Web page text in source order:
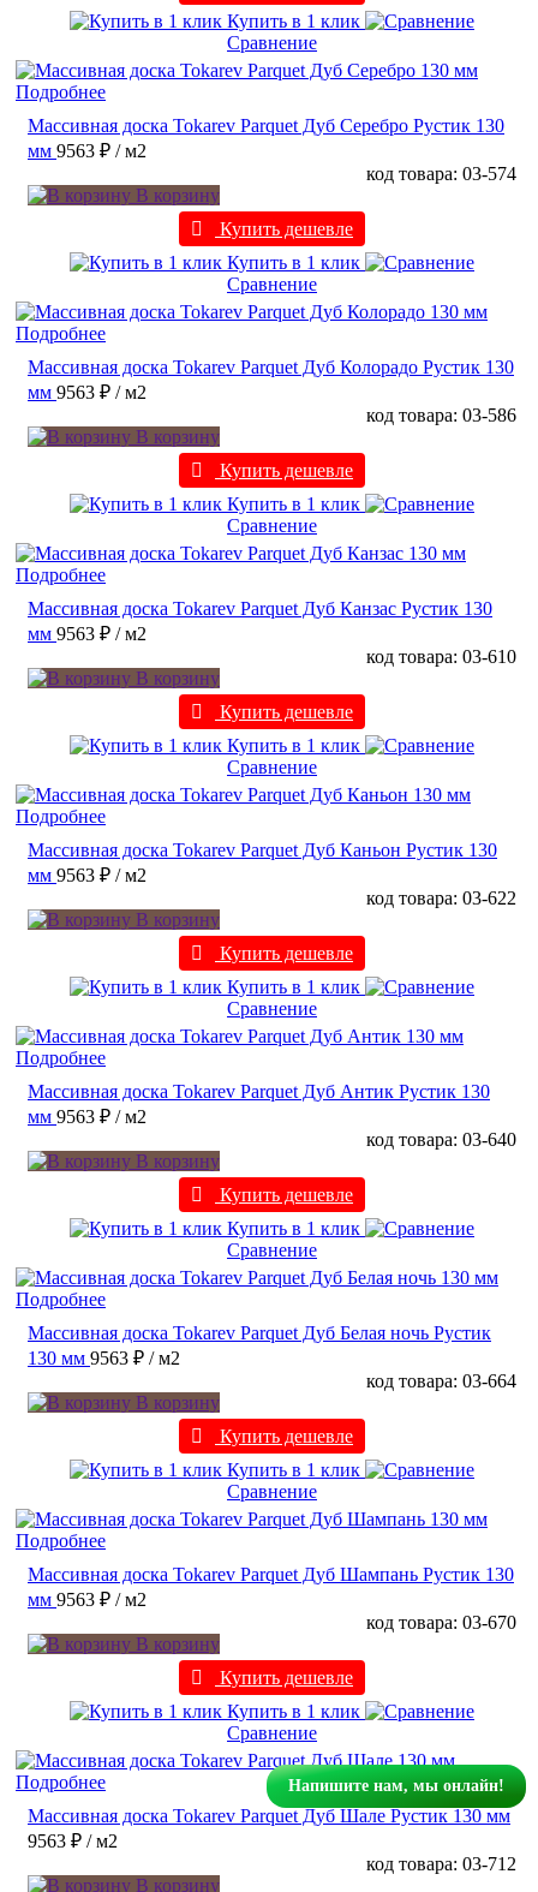
Купить в 1 клик
Сравнение
Подробнее
Массивная доска Tokarev Parquet Дуб Серебро Рустик 130
мм 9563 ₽ / м2
код товара: 03-574
В корзину
Купить дешевле
Купить в 1 клик
Сравнение
Подробнее
Массивная доска Tokarev Parquet Дуб Колорадо Рустик 130
мм 9563 ₽ / м2
код товара: 03-586
В корзину
Купить дешевле
Купить в 1 клик
Сравнение
Подробнее
Массивная доска Tokarev Parquet Дуб Канзас Рустик 130
мм 9563 ₽ / м2
код товара: 03-610
В корзину
Купить дешевле
Купить в 1 клик
Сравнение
Подробнее
Массивная доска Tokarev Parquet Дуб Каньон Рустик 130
мм 9563 ₽ / м2
код товара: 03-622
В корзину
Купить дешевле
Купить в 1 клик
Сравнение
Подробнее
Массивная доска Tokarev Parquet Дуб Антик Рустик 130
мм 9563 ₽ / м2
код товара: 03-640
В корзину
Купить дешевле
Купить в 1 клик
Сравнение
Подробнее
Массивная доска Tokarev Parquet Дуб Белая ночь Рустик
130 мм 9563 ₽ / м2
код товара: 03-664
В корзину
Купить дешевле
Купить в 1 клик
Сравнение
Подробнее
Массивная доска Tokarev Parquet Дуб Шампань Рустик 130
мм 9563 ₽ / м2
код товара: 03-670
В корзину
Купить дешевле
Купить в 1 клик
Сравнение
Подробнее
Массивная доска Tokarev Parquet Дуб Шале Рустик 130 мм
9563 ₽ / м2
код товара: 03-712
В корзину
Напишите нам, мы онлайн!